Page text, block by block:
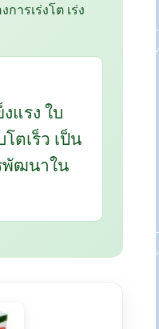
ารเร่งโต เร่ง
แรง ใบ
ตเร็ว เป็น
พัฒนาใน